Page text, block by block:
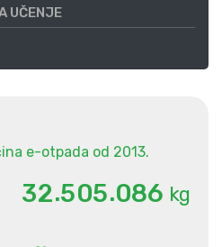
UČENJE
e-otpada od 2013.
32.505.086 kg